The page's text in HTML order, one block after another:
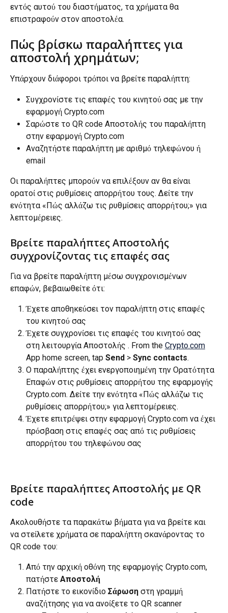
εντός αυτού του διαστήματος, τα χρήματα θα
επιστραφούν στον αποστολέα.
Πώς βρίσκω παραλήπτες για
αποστολή χρημάτων;
Υπάρχουν διάφοροι τρόποι να βρείτε παραλήπτη:
Συγχρονίστε τις επαφές του κινητού σας με την
εφαρμογή Crypto.com
Σαρώστε το QR code Αποστολής του παραλήπτη
στην εφαρμογή Crypto.com
Αναζητήστε παραλήπτη με αριθμό τηλεφώνου ή
email
Οι παραλήπτες μπορούν να επιλέξουν αν θα είναι
ορατοί στις ρυθμίσεις απορρήτου τους. Δείτε την
ενότητα «Πώς αλλάζω τις ρυθμίσεις απορρήτου;» για
λεπτομέρειες.
Βρείτε παραλήπτες Αποστολής
συγχρονίζοντας τις επαφές σας
Για να βρείτε παραλήπτη μέσω συγχρονισμένων
επαφών, βεβαιωθείτε ότι:
Έχετε αποθηκεύσει τον παραλήπτη στις επαφές
του κινητού σας
Έχετε συγχρονίσει τις επαφές του κινητού σας
στη λειτουργία Αποστολής . From the Crypto.com
App home screen, tap Send > Sync contacts.
Ο παραλήπτης έχει ενεργοποιημένη την Ορατότητα
Επαφών στις ρυθμίσεις απορρήτου της εφαρμογής
Crypto.com. Δείτε την ενότητα «Πώς αλλάζω τις
ρυθμίσεις απορρήτου;» για λεπτομέρειες.
Έχετε επιτρέψει στην εφαρμογή Crypto.com να έχει
πρόσβαση στις επαφές σας από τις ρυθμίσεις
απορρήτου του τηλεφώνου σας
Βρείτε παραλήπτες Αποστολής με QR
code
Ακολουθήστε τα παρακάτω βήματα για να βρείτε και
να στείλετε χρήματα σε παραλήπτη σκανάροντας το
QR code του:
Από την αρχική οθόνη της εφαρμογής Crypto.com,
πατήστε Αποστολή
Πατήστε το εικονίδιο Σάρωση στη γραμμή
αναζήτησης για να ανοίξετε το QR scanner